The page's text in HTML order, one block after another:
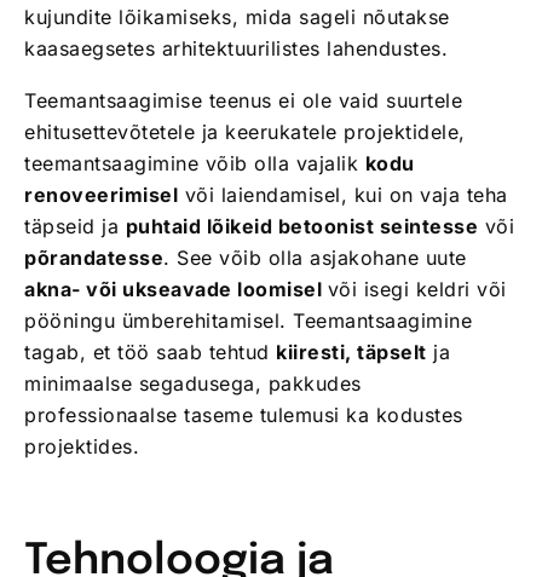
kujundite lõikamiseks, mida sageli nõutakse
kaasaegsetes arhitektuurilistes lahendustes.
Teemantsaagimise teenus ei ole vaid suurtele
ehitusettevõtetele ja keerukatele projektidele,
teemantsaagimine võib olla vajalik kodu
renoveerimisel või laiendamisel, kui on vaja teha
täpseid ja puhtaid lõikeid betoonist seintesse või
põrandatesse. See võib olla asjakohane uute
akna- või ukseavade loomisel või isegi keldri või
pööningu ümberehitamisel. Teemantsaagimine
tagab, et töö saab tehtud kiiresti, täpselt ja
minimaalse segadusega, pakkudes
professionaalse taseme tulemusi ka kodustes
projektides.
Tehnoloogia ja